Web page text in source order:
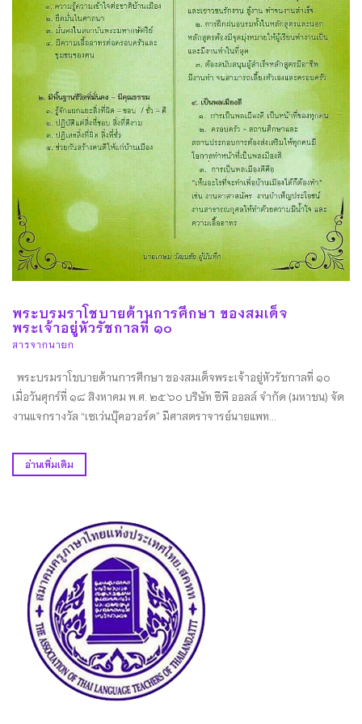
พระบรมราโชบายด้านการศึกษา ของสมเด็จ
พระเจ้าอยู่หัวรัชกาลที่ ๑๐
สารจากนายก
พระบรมราโชบายด้านการศึกษา ของสมเด็จพระเจ้าอยู่หัวรัชกาลที่ ๑๐
เมื่อวันศุกร์ที่ ๑๘ สิงหาคม พ.ศ. ๒๕๖๐ บริษัท ซีพี ออลล์ จำกัด (มหาชน) จัด
งานแจกรางวัล “เซเว่นบุ๊คอวอร์ด” มีศาสตราจารย์นายแพท...
อ่านเพิ่มเติม